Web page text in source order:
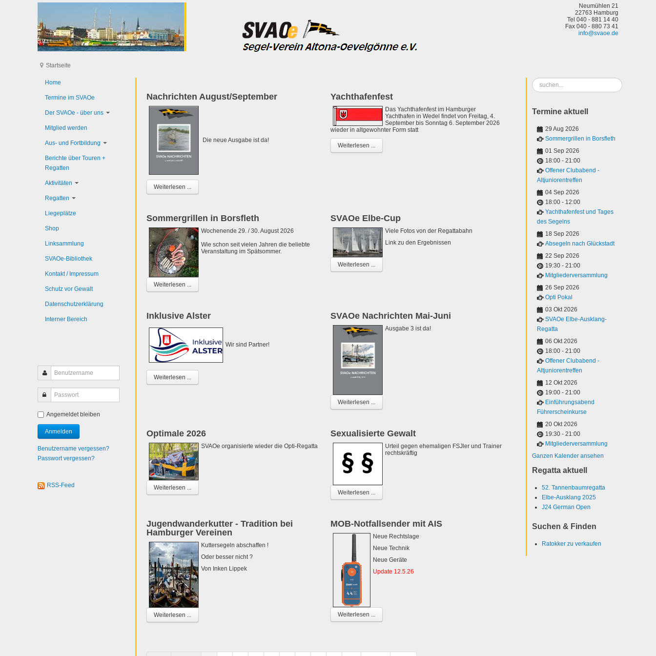
Neumühlen 21
22763 Hamburg
Tel 040 - 881 14 40
Fax 040 - 880 73 41
info@svaoe.de
Startseite
Nachrichten August/September
Die neue Ausgabe ist da!
Weiterlesen ...
Yachthafenfest
Das Yachthafenfest im Hamburger
Yachthafen in Wedel findet von Freitag, 4.
September bis Sonntag 6. September 2026
wieder in altgewohnter Form statt
Weiterlesen ...
Sommergrillen in Borsfleth
Wochenende 29. / 30. August 2026
Wie schon seit vielen Jahren die beliebte
Veranstaltung im Spätsommer.
Weiterlesen ...
SVAOe Elbe-Cup
Viele Fotos von der Regattabahn
Link zu den Ergebnissen
Weiterlesen ...
Inklusive Alster
Wir sind Partner!
Weiterlesen ...
SVAOe Nachrichten Mai-Juni
Ausgabe 3 ist da!
Weiterlesen ...
Optimale 2026
SVAOe organisierte wieder die Opti-Regatta
Weiterlesen ...
Sexualisierte Gewalt
Urteil gegen ehemaligen FSJler und Trainer
rechtskräftig
Weiterlesen ...
Jugendwanderkutter - Tradition bei
Hamburger Vereinen
Kuttersegeln abschaffen !
Oder besser nicht ?
Von Inken Lippek
Weiterlesen ...
MOB-Notfallsender mit AIS
Neue Rechtslage
Neue Technik
Neue Geräte
Update 12.5.26
Weiterlesen ...
Home
Termine im SVAOe
Der SVAOe - über uns
Mitglied werden
Aus- und Fortbildung
Berichte über Touren +
Regatten
Aktivitäten
Regatten
Liegeplätze
Shop
Linksammlung
SVAOe-Bibliothek
Kontakt / Impressum
Schutz vor Gewalt
Datenschutzerklärung
Interner Bereich
Angemeldet bleiben
Benutzername vergessen?
Passwort vergessen?
RSS-Feed
Suchen
...
Termine aktuell
29 Aug 2026
Sommergrillen in Borsfleth
01 Sep 2026
18:00 - 21:00
Offener Clubabend -
Altjuniorentreffen
04 Sep 2026
18:00 - 12:00
Yachthafenfest und Tages
des Segelns
18 Sep 2026
Absegeln nach Glückstadt
22 Sep 2026
19:30 - 21:00
Mitgliederversammlung
26 Sep 2026
Opti Pokal
03 Okt 2026
SVAOe Elbe-Ausklang-
Regatta
06 Okt 2026
18:00 - 21:00
Offener Clubabend -
Altjuniorentreffen
12 Okt 2026
19:00 - 21:00
Einführungsabend
Führerscheinkurse
20 Okt 2026
19:30 - 21:00
Mitgliederversammlung
Ganzen Kalender ansehen
Regatta aktuell
52. Tannenbaumregatta
Elbe-Ausklang 2025
J24 German Open
Suchen & Finden
Ratokker zu verkaufen